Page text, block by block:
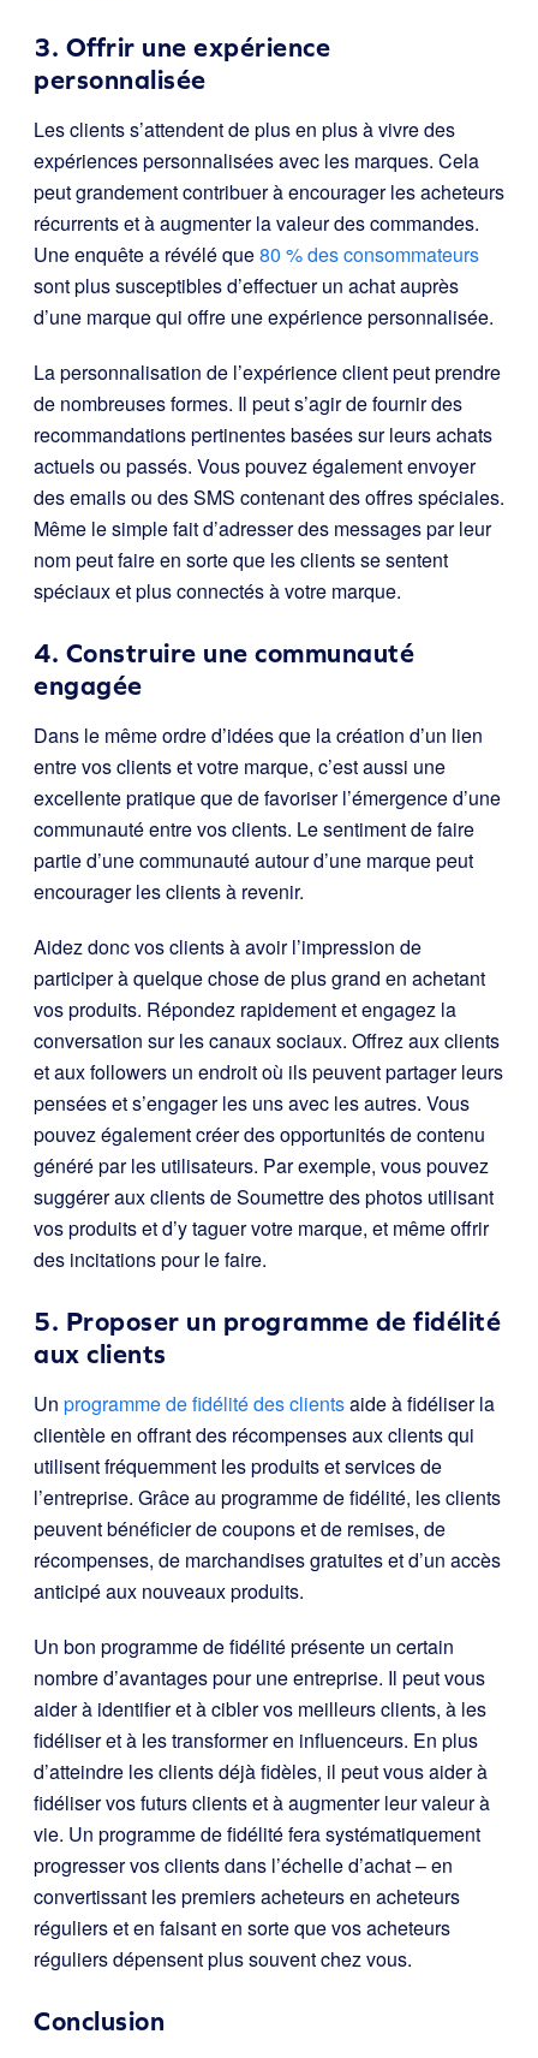
3. Offrir une expérience
personnalisée
Les clients s’attendent de plus en plus à vivre des
expériences personnalisées avec les marques. Cela
peut grandement contribuer à encourager les acheteurs
récurrents et à augmenter la valeur des commandes.
Une enquête a révélé que80 % des consommateurs
sont plus susceptibles d’effectuer un achat auprès
d’une marque qui offre une expérience personnalisée.
La personnalisation de l’expérience client peut prendre
de nombreuses formes. Il peut s’agir de fournir des
recommandations pertinentes basées sur leurs achats
actuels ou passés. Vous pouvez également envoyer
des emails ou des SMS contenant des offres spéciales.
Même le simple fait d’adresser des messages par leur
nom peut faire en sorte que les clients se sentent
spéciaux et plus connectés à votre marque.
4. Construire une communauté
engagée
Dans le même ordre d’idées que la création d’un lien
entre vos clients et votre marque, c’est aussi une
excellente pratique que de favoriser l’émergence d’une
communauté entre vos clients. Le sentiment de faire
partie d’une communauté autour d’une marque peut
encourager les clients à revenir.
Aidez donc vos clients à avoir l’impression de
participer à quelque chose de plus grand en achetant
vos produits. Répondez rapidement et engagez la
conversation sur les canaux sociaux. Offrez aux clients
et aux followers un endroit où ils peuvent partager leurs
pensées et s’engager les uns avec les autres. Vous
pouvez également créer des opportunités de contenu
généré par les utilisateurs. Par exemple, vous pouvez
suggérer aux clients de Soumettre des photos utilisant
vos produits et d’y taguer votre marque, et même offrir
des incitations pour le faire.
5. Proposer un programme de fidélité
aux clients
Un programme de fidélité des clientsaide à fidéliser la
clientèle en offrant des récompenses aux clients qui
utilisent fréquemment les produits et services de
l’entreprise. Grâce au programme de fidélité, les clients
peuvent bénéficier de coupons et de remises, de
récompenses, de marchandises gratuites et d’un accès
anticipé aux nouveaux produits.
Un bon programme de fidélité présente un certain
nombre d’avantages pour une entreprise. Il peut vous
aider à identifier et à cibler vos meilleurs clients, à les
fidéliser et à les transformer en influenceurs. En plus
d’atteindre les clients déjà fidèles, il peut vous aider à
fidéliser vos futurs clients et à augmenter leur valeur à
vie. Un programme de fidélité fera systématiquement
progresser vos clients dans l’échelle d’achat – en
convertissant les premiers acheteurs en acheteurs
réguliers et en faisant en sorte que vos acheteurs
réguliers dépensent plus souvent chez vous.
Conclusion